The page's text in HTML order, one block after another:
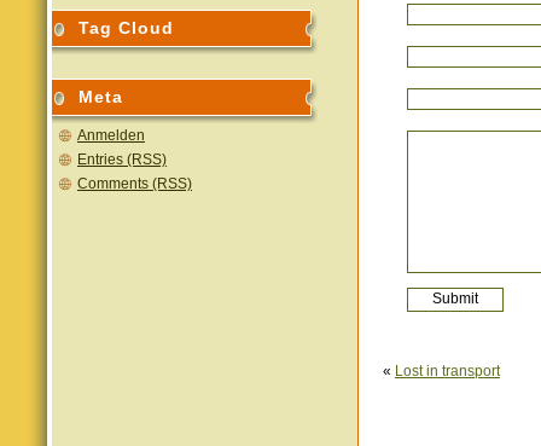
Tag Cloud
Meta
Anmelden
Entries (RSS)
Comments (RSS)
« Lost in transport